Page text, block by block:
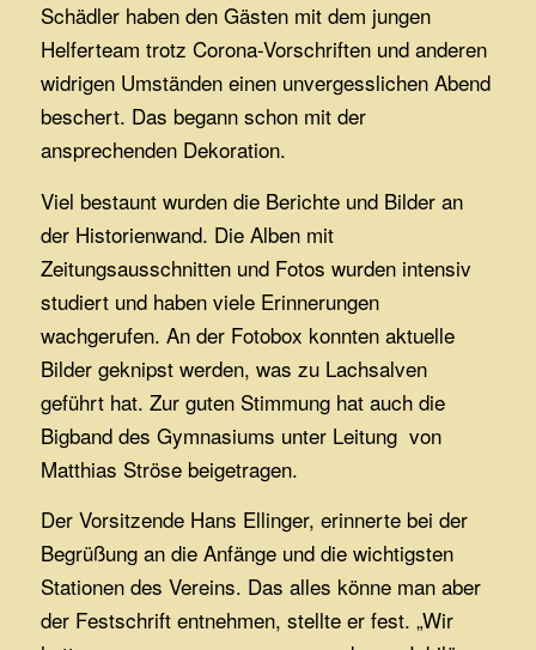
Schädler haben den Gästen mit dem jungen
Helferteam trotz Corona-Vorschriften und anderen
widrigen Umständen einen unvergesslichen Abend
beschert. Das begann schon mit der
ansprechenden Dekoration.
Viel bestaunt wurden die Berichte und Bilder an
der Historienwand. Die Alben mit
Zeitungsausschnitten und Fotos wurden intensiv
studiert und haben viele Erinnerungen
wachgerufen. An der Fotobox konnten aktuelle
Bilder geknipst werden, was zu Lachsalven
geführt hat. Zur guten Stimmung hat auch die
Bigband des Gymnasiums unter Leitung von
Matthias Ströse beigetragen.
Der Vorsitzende Hans Ellinger, erinnerte bei der
Begrüßung an die Anfänge und die wichtigsten
Stationen des Vereins. Das alles könne man aber
der Festschrift entnehmen, stellte er fest. „Wir